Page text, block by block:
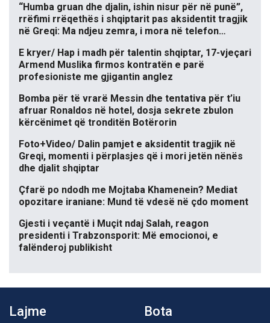
“Humba gruan dhe djalin, ishin nisur për në punë”,
rrëfimi rrëqethës i shqiptarit pas aksidentit tragjik
në Greqi: Ma ndjeu zemra, i mora në telefon…
E kryer/ Hap i madh për talentin shqiptar, 17-vjeçari
Armend Muslika firmos kontratën e parë
profesioniste me gjigantin anglez
Bomba për të vrarë Messin dhe tentativa për t’iu
afruar Ronaldos në hotel, dosja sekrete zbulon
kërcënimet që tronditën Botërorin
Foto+Video/ Dalin pamjet e aksidentit tragjik në
Greqi, momenti i përplasjes që i mori jetën nënës
dhe djalit shqiptar
Çfarë po ndodh me Mojtaba Khamenein? Mediat
opozitare iraniane: Mund të vdesë në çdo moment
Gjesti i veçantë i Muçit ndaj Salah, reagon
presidenti i Trabzonsporit: Më emocionoi, e
falënderoj publikisht
Lajme Bota